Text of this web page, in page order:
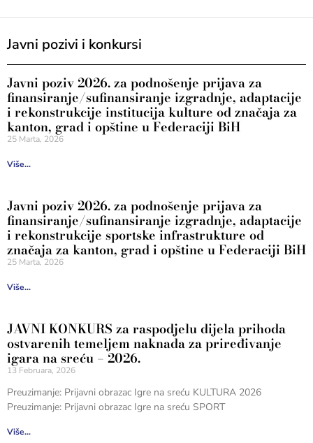
Javni pozivi i konkursi
Javni poziv 2026. za podnošenje prijava za
finansiranje/sufinansiranje izgradnje, adaptacije
i rekonstrukcije institucija kulture od značaja za
kanton, grad i opštine u Federaciji BiH
25 Marta, 2026
Više...
Javni poziv 2026. za podnošenje prijava za
finansiranje/sufinansiranje izgradnje, adaptacije
i rekonstrukcije sportske infrastrukture od
značaja za kanton, grad i opštine u Federaciji BiH
25 Marta, 2026
Više...
JAVNI KONKURS za raspodjelu dijela prihoda
ostvarenih temeljem naknada za priređivanje
igara na sreću – 2026.
13 Februara, 2026
Preuzimanje: Prijavni obrazac Igre na sreću KULTURA 2026
Preuzimanje: Prijavni obrazac Igre na sreću SPORT
Više...